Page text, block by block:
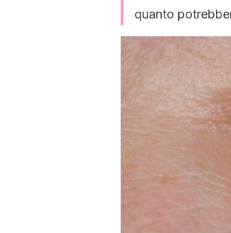
quanto